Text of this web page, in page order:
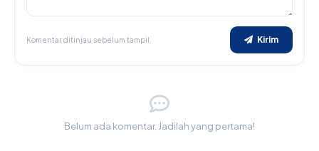
Komentar ditinjau sebelum tampil. Kirim
Belum ada komentar. Jadilah yang pertama!